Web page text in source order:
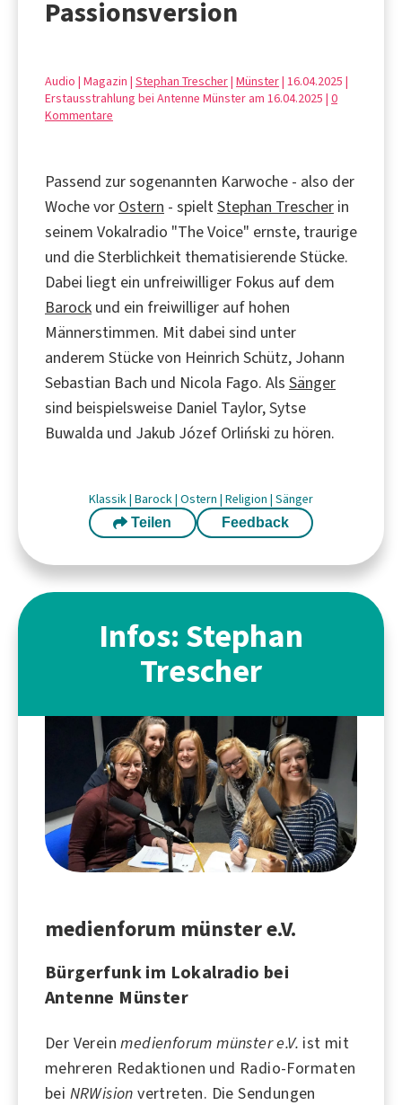
Passionsversion
Audio | Magazin | Stephan Trescher| Münster| 16.04.2025 |
Erstausstrahlung bei Antenne Münster am 16.04.2025 | 0
Kommentare
Passend zur sogenannten Karwoche - also der
Woche vor Ostern - spieltStephan Trescher in
seinem Vokalradio "The Voice" ernste, traurige
und die Sterblichkeit thematisierende Stücke.
Dabei liegt ein unfreiwilliger Fokus auf dem
Barock und ein freiwilliger auf hohen
Männerstimmen. Mit dabei sind unter
anderem Stücke von Heinrich Schütz, Johann
Sebastian Bach und Nicola Fago. Als Sänger
sind beispielsweise Daniel Taylor, Sytse
Buwalda und Jakub Józef Orliński zu hören.
Klassik| Barock| Ostern | Religion | Sänger
Teilen Feedback
Infos: Stephan
Trescher
medienforum münster e.V.
Bürgerfunk im Lokalradio bei
Antenne Münster
Der Vereinmedienforum münster e.V. ist mit
mehreren Redaktionen und Radio-Formaten
bei NRWision vertreten. Die Sendungen